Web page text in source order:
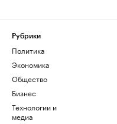
Рубрики
Политика
Экономика
Общество
Бизнес
Технологии и
медиа